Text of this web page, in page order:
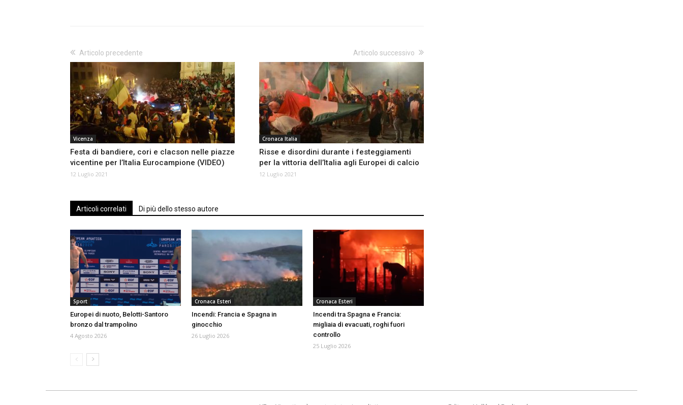
Articolo precedente
Vicenza
Festa di bandiere, cori e clacson nelle piazze
vicentine per l’Italia Eurocampione (VIDEO)
12 Luglio 2021
Articolo successivo
Cronaca Italia
Risse e disordini durante i festeggiamenti
per la vittoria dell’Italia agli Europei di calcio
12 Luglio 2021
Articoli correlati Di più dello stesso autore
Sport
Europei di nuoto, Belotti-Santoro
bronzo dal trampolino
4 Agosto 2026
Cronaca Esteri
Incendi: Francia e Spagna in
ginocchio
26 Luglio 2026
Cronaca Esteri
Incendi tra Spagna e Francia:
migliaia di evacuati, roghi fuori
controllo
25 Luglio 2026